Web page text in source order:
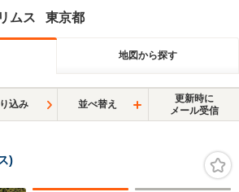
ムス 東京都
地図から探す
込み 並べ替え
更新時に
メール受信
)